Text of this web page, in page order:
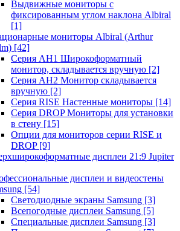
Выдвижные мониторы с
фиксированным углом наклона Albiral
[1]
мониторы Albiral (Arthur
[42]
Серия AH1 Широкоформатный
монитор, складывается вручную [2]
Серия AH2 Монитор складывается
вручную [2]
Серия RISE Настенные мониторы [14]
Серия DROP Мониторы для установки
в стену [15]
Опции для мониторов серии RISE и
DROP [9]
дисплеи 21:9 Jupiter
дисплеи и видеостены
[54]
Светодиодные экраны Samsung [3]
Всепогодные дисплеи Samsung [5]
Специальные дисплеи Samsung [3]